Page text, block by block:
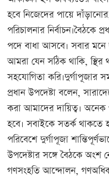
হবে নিজেদের পায়ে
পরিচালনার নির্বাচন।বৈঠকে
পদে বাধা আসবে। সবার মনে
আমরা যেন সঠিক থাকি, স্থির
সহযোগিতা করি।দুর্গাপূজার
প্রধান উপদেষ্টা বলেন,
করা আমাদের দায়িত্ব। অনেক
হবে। সবাইকে সতর্ক থাকতে
পরিবেশে দুর্গাপূজা
উপদেষ্টার সঙ্গে বৈঠকে অংশ
গণসংহতি আন্দোলন,